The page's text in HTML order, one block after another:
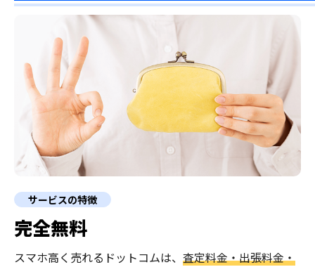
サービスの特徴
完全無料
スマホ高く売れるドットコムは、 査定料金・出張料金・